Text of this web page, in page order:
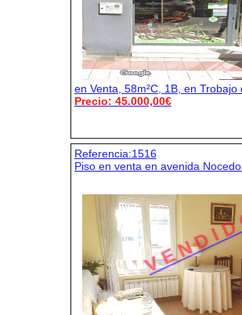
en Venta, 58m²C, 1B, en Trobajo
Precio: 45.000,00€
Referencia:1516
Piso en venta en avenida
V E N D I